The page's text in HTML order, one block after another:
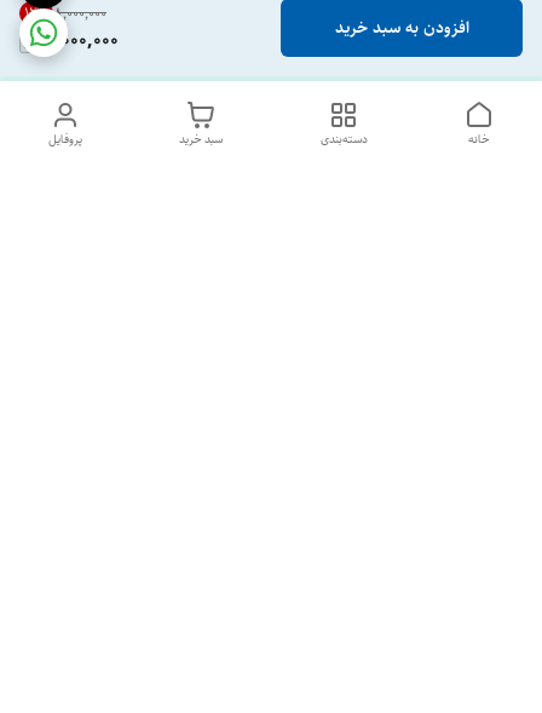
۸٬۰۰۰٬۰۰۰ 12%
7,000,000 افزودن به سبد خرید
پروفایل سبد خرید دسته‌بندی خانه